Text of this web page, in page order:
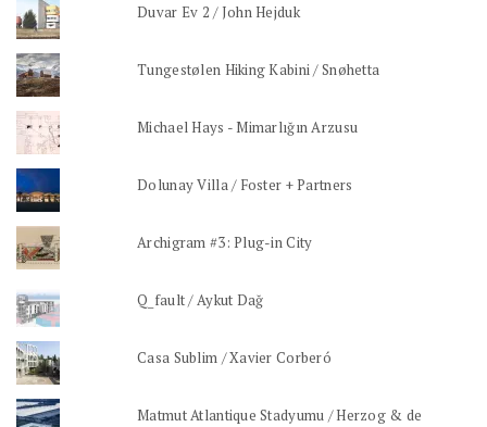
Duvar Ev 2 / John Hejduk
Tungestølen Hiking Kabini / Snøhetta
Michael Hays - Mimarlığın Arzusu
Dolunay Villa / Foster + Partners
Archigram #3: Plug-in City
Q_fault / Aykut Dağ
Casa Sublim / Xavier Corberó
Matmut Atlantique Stadyumu / Herzog & de